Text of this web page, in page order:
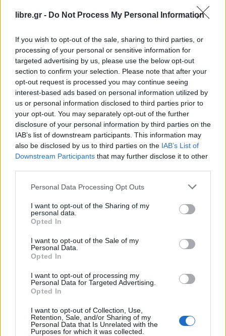
libre.gr - Do Not Process My Personal Information
If you wish to opt-out of the sale, sharing to third parties, or
processing of your personal or sensitive information for
targeted advertising by us, please use the below opt-out
section to confirm your selection. Please note that after your
opt-out request is processed you may continue seeing
interest-based ads based on personal information utilized by
us or personal information disclosed to third parties prior to
your opt-out. You may separately opt-out of the further
disclosure of your personal information by third parties on the
IAB’s list of downstream participants. This information may
also be disclosed by us to third parties on the IAB’s List of
Downstream Participants that may further disclose it to other
Personal Data Processing Opt Outs
I want to opt-out of the Sharing of my
personal data.
Opted In
I want to opt-out of the Sale of my
Personal Data.
Opted In
I want to opt-out of processing my
Personal Data for Targeted Advertising.
Opted In
I want to opt-out of Collection, Use,
Retention, Sale, and/or Sharing of my
Personal Data that Is Unrelated with the
Purposes for which it was collected.
πρέπει να γίνει; Εμείς οι πολιτικοί πρέπει να
πρέπει να αλλάξει και μέχρι να αλλάξει (σ.σ. το
Σύνταγμα) υπάρχει νόμος που λέει ότι συστήνεται
προανακριτική και αν υπάρχει αίτημα από τον
εγκαλούμενο να παραπεμφθεί στο Δικαστικό
Συμβούλιο, ό,τι έγινε με τον κ. Τριαντόπουλο.
Εμείς έχουμε δύο δυνατότητες: η μία είναι να
αθωώσουμε τον κ. Καραμανλή – δεν θα το
κάνουμε – και η άλλη είναι να τον παραπέμψουμε
στο Δικαστικό Συμβούλιο».